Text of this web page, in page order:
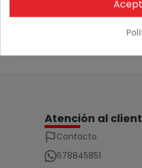
No hay comentarios
Atención al
Contacto
678845851